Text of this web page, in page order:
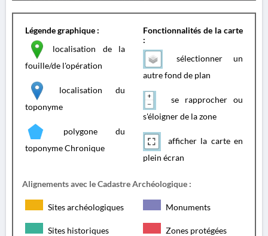
Légende graphique :
localisation de la
fouille/de l'opération
localisation du
toponyme
polygone du
toponyme Chronique
Fonctionnalités de la carte
:
sélectionner un
autre fond de plan
se rapprocher ou
s'éloigner de la zone
afficher la carte en
plein écran
Alignements avec le Cadastre Archéologique :
Sites archéologiques Monuments
Sites historiques Zones protégées